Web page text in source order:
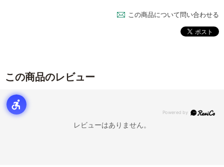
この商品について問い合わせる
この商品のレビュー
レビューはありません。